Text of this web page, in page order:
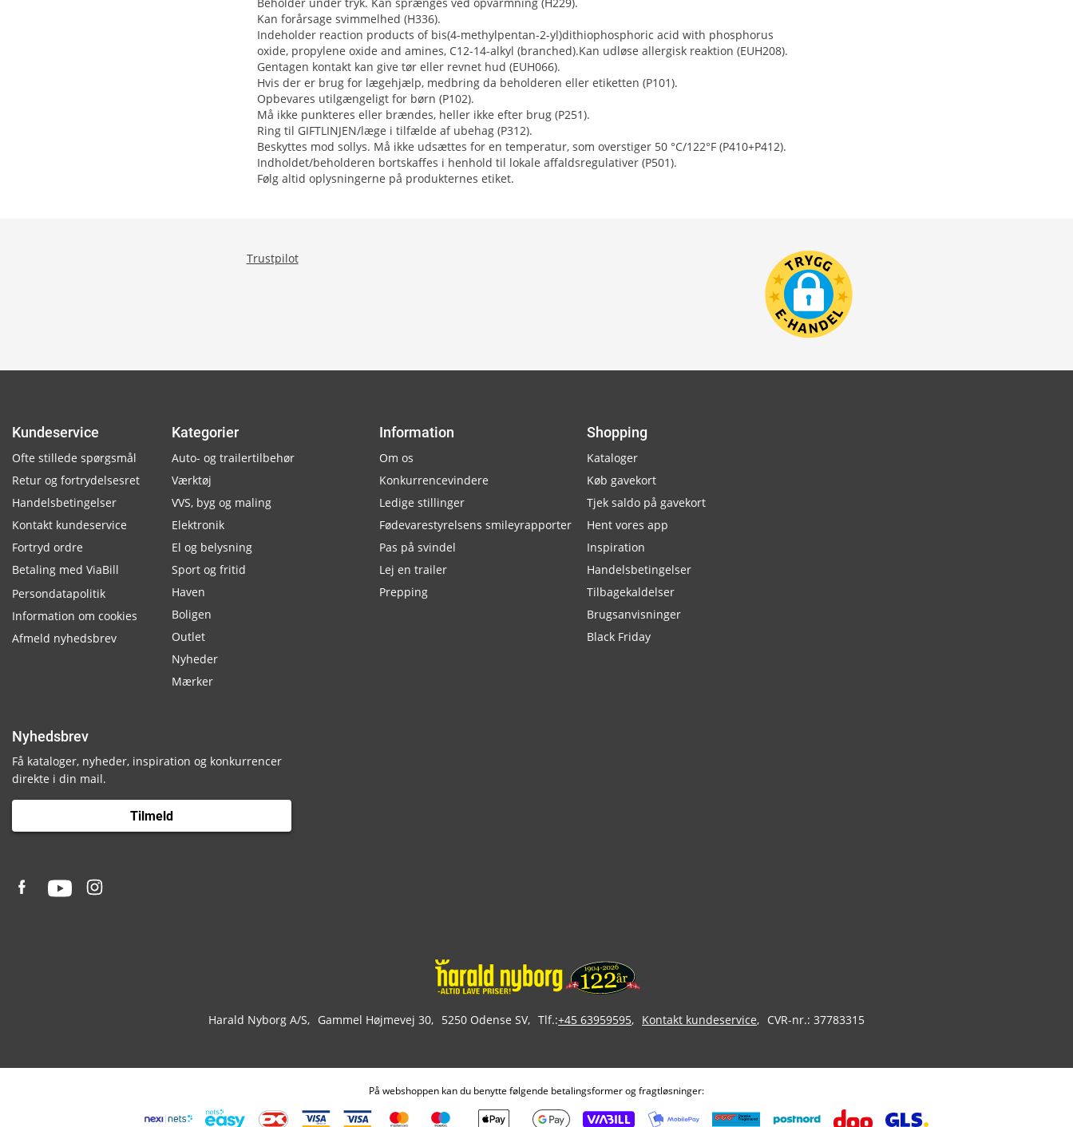
Kan forårsage svimmelhed (H336).
Indeholder reaction products of bis(4-methylpentan-2-yl)dithiophosphoric acid with phosphorus
oxide, propylene oxide and amines, C12-14-alkyl (branched).Kan udløse allergisk reaktion (EUH208).
Gentagen kontakt kan give tør eller revnet hud (EUH066).
Hvis der er brug for lægehjælp, medbring da beholderen eller etiketten (P101).
Opbevares utilgængeligt for børn (P102).
Må ikke punkteres eller brændes, heller ikke efter brug (P251).
Ring til GIFTLINJEN/læge i tilfælde af ubehag (P312).
Beskyttes mod sollys. Må ikke udsættes for en temperatur, som overstiger 50 °C/122°F (P410+P412).
Indholdet/beholderen bortskaffes i henhold til lokale affaldsregulativer (P501).
Følg altid oplysningerne på produkternes etiket.
Trustpilot
Kundeservice
Ofte stillede spørgsmål
Retur og fortrydelsesret
Handelsbetingelser
Kontakt kundeservice
Fortryd ordre
Betaling med ViaBill
Persondatapolitik
Information om cookies
Afmeld nyhedsbrev
Kategorier
Auto- og trailertilbehør
Værktøj
VVS, byg og maling
Elektronik
El og belysning
Sport og fritid
Haven
Boligen
Outlet
Nyheder
Mærker
Information
Om os
Konkurrencevindere
Ledige stillinger
Fødevarestyrelsens smileyrapporter
Pas på svindel
Lej en trailer
Prepping
Shopping
Kataloger
Køb gavekort
Tjek saldo på gavekort
Hent vores app
Inspiration
Handelsbetingelser
Tilbagekaldelser
Brugsanvisninger
Black Friday
Nyhedsbrev
Få kataloger, nyheder, inspiration og konkurrencer
direkte i din mail.
Tilmeld
Harald Nyborg A/S Gammel Højmevej 30 5250 Odense SV Tlf.:+45 63959595 Kontakt kundeservice CVR-nr.: 37783315
På webshoppen kan du benytte følgende betalingsformer og fragtløsninger: